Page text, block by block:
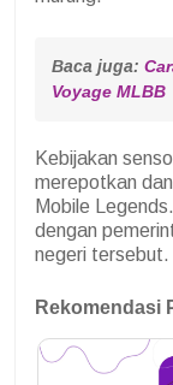
Baca juga:
Voyage MLBB
Kebijakan
merepotkan
Mobile
dengan
negeri tersebut.
Rekomendasi